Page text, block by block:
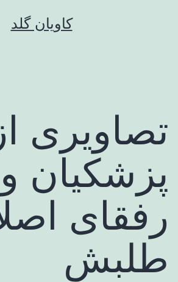
کاویان گلد
تصاویری از
پزشکیان و
رفقای
طلبش